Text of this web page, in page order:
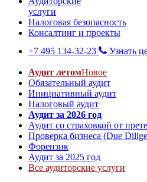
услуги
Налоговая безопасность
Консалтинг и проекты
+7 495 134-32-23
Узнать
Аудит летомНовое
Обязательный аудит
Инициативный аудит
Налоговый аудит
Аудит за 2026 год
Аудит со страховкой от
Проверка бизнеса (Due
Форензик
Аудит за 2025 год
Все аудиторские услуги